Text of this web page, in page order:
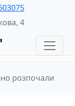
4
розпочали